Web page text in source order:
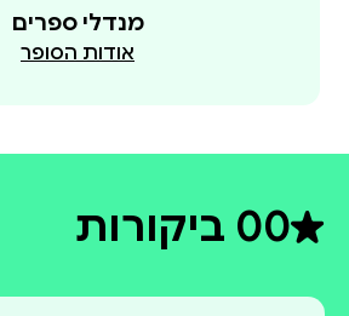
מנדלי ספרים
אודות הסופר
0דירוג ממוצע 0 מתוך 5
0 ביקורות